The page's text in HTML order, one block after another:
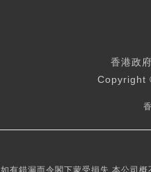
香港政
Copyright